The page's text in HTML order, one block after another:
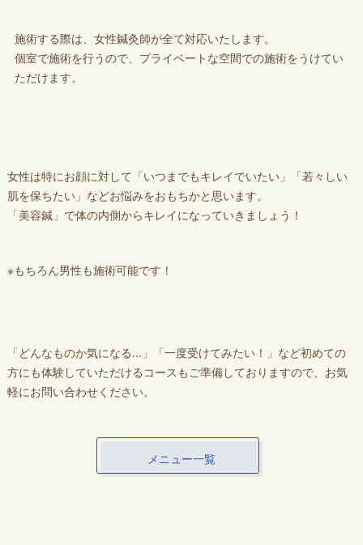
施術する際は、女性鍼灸師が全て対応いたします。
個室で施術を行うので、プライベートな空間での施術をうけてい
ただけます。
女性は特にお顔に対して「いつまでもキレイでいたい」「若々しい
肌を保ちたい」などお悩みをおもちかと思います。
「美容鍼」で体の内側からキレイになっていきましょう！
※もちろん男性も施術可能です！
「どんなものか気になる...」「一度受けてみたい！」など初めての
方にも体験していただけるコースもご準備しておりますので、お気
軽にお問い合わせください。
メニュー一覧